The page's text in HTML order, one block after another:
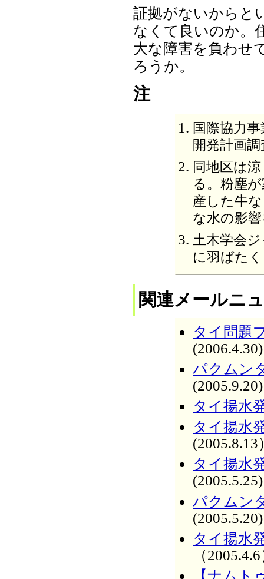
証拠がないからと
なくて良いのか。
大な障害を負わせ
ろうか。
注
国際協力
開発計画
同地区は
る。粉塵
産した牛
な水の影
土木学会ジ
に羽ばた
関連メールニ
タイ問題
(2006.4.30)
パクムン
(2005.9.20)
タイ揚水
タイ揚水
(2005.8.13
タイ揚水
(2005.5.25)
パクムン
(2005.5.20)
タイ揚水
（
【ナム